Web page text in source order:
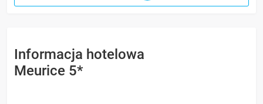
Informacja hotelowa
Meurice 5*